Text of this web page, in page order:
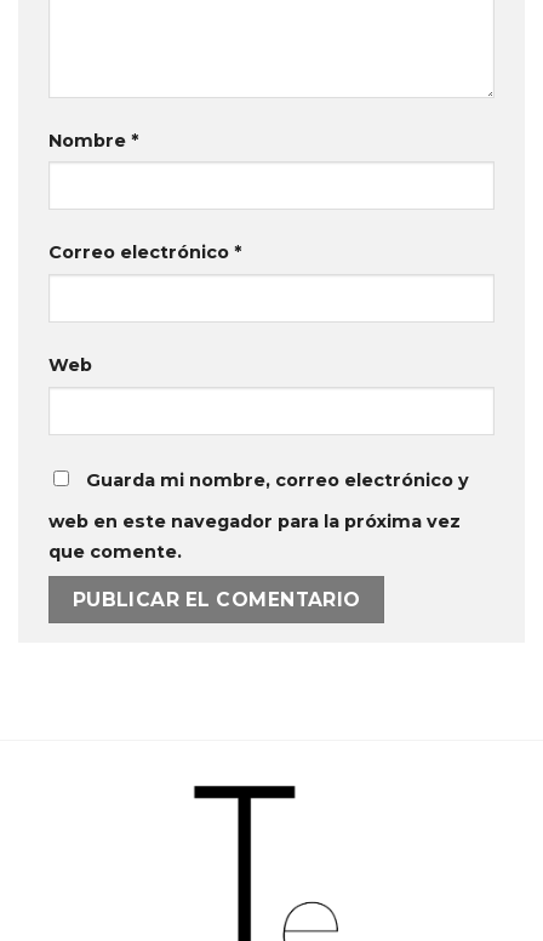
Nombre *
Correo electrónico *
Web
Guarda mi nombre, correo electrónico y
web en este navegador para la próxima vez
que comente.